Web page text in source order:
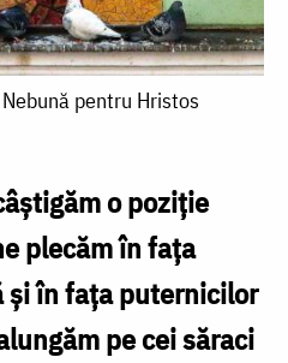
pentru Hristos
o poziţie
plecăm în faţa
şi în fața puternicilor
pe cei săraci